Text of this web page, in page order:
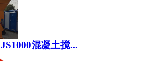
JS1000混凝土搅...